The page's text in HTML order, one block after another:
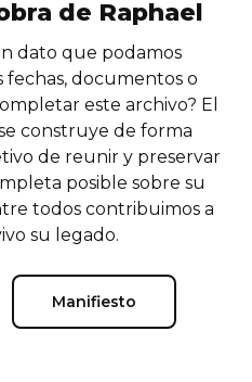
de Raphael
dato que podamos
fechas, documentos o
este archivo? El
construye de forma
de reunir y preservar
posible sobre su
todos contribuimos a
su legado.
Manifiesto